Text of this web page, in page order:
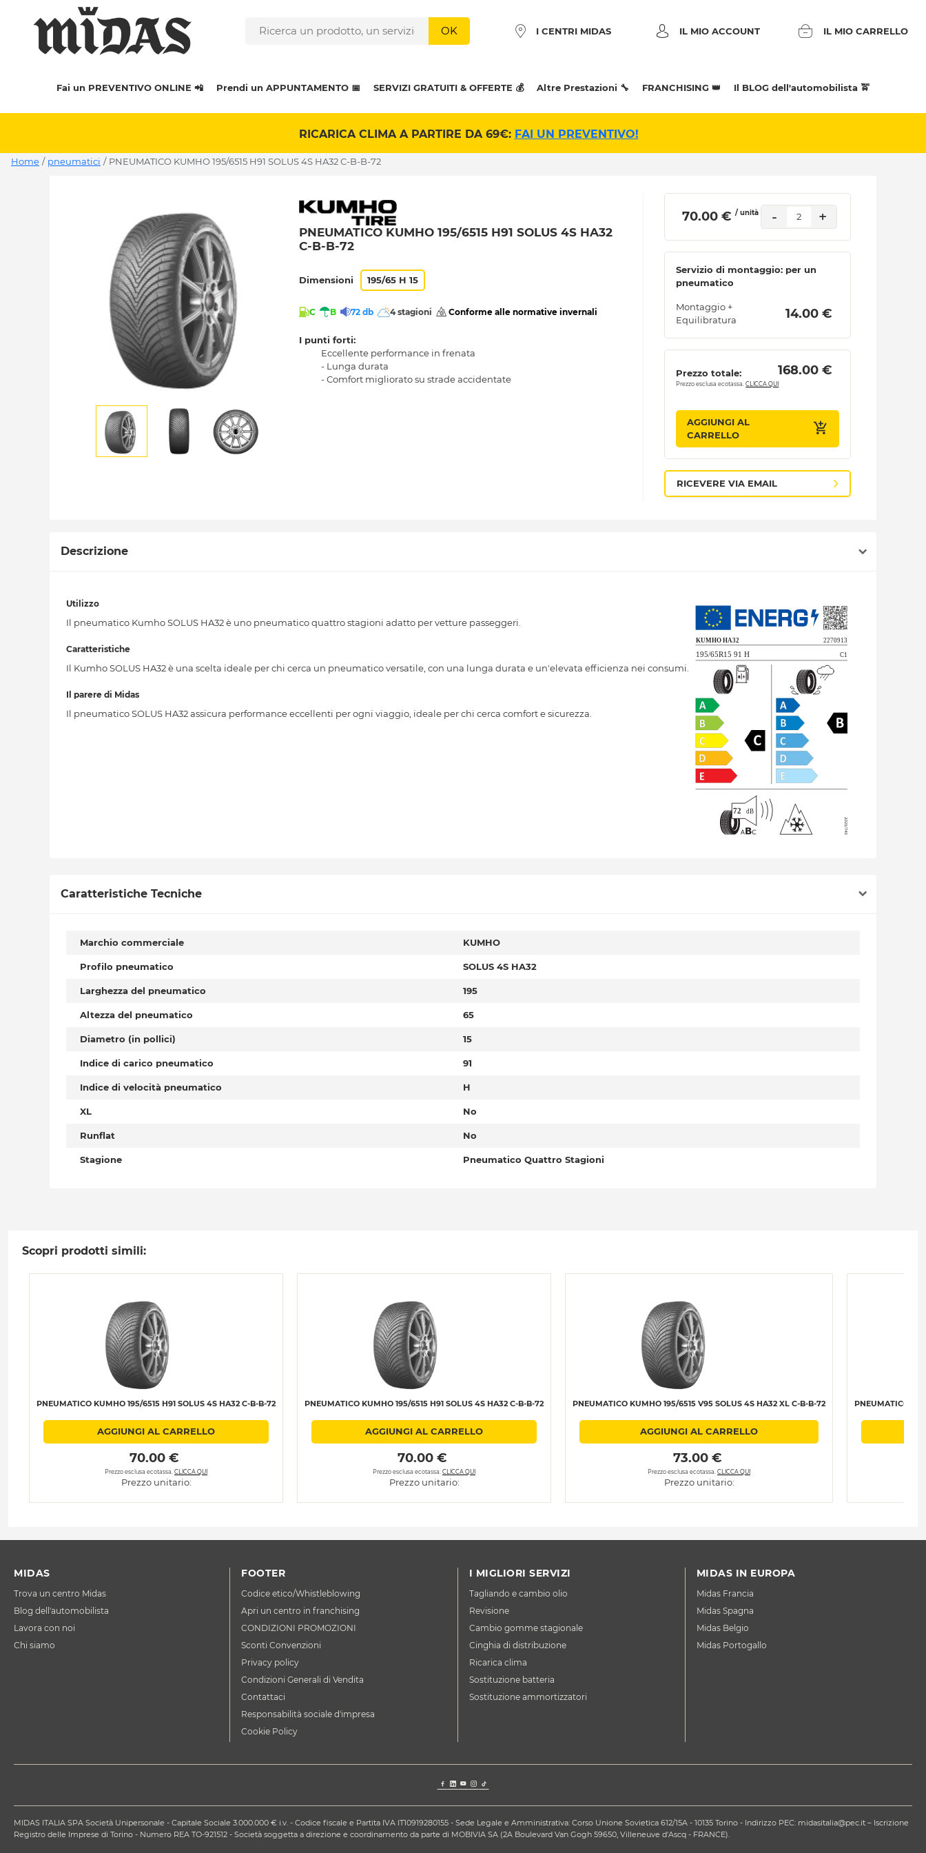
OK I CENTRI MIDAS IL MIO ACCOUNT IL MIO CARRELLO
Fai un PREVENTIVO ONLINE 📲 Prendi un APPUNTAMENTO 📅 SERVIZI GRATUITI & OFFERTE 💰 Altre Prestazioni 🔧 FRANCHISING 👑 Il BLOG dell'automobilista 🚖
RICARICA CLIMA A PARTIRE DA 69€: FAI UN PREVENTIVO!
Home / pneumatici / PNEUMATICO KUMHO 195/6515 H91 SOLUS 4S HA32 C-B-B-72
PNEUMATICO KUMHO 195/6515 H91 SOLUS 4S HA32
C-B-B-72
Dimensioni 195/65 H 15
C B 72 db 4 stagioni Conforme alle normative invernali
I punti forti:
Eccellente performance in frenata
- Lunga durata
- Comfort migliorato su strade accidentate
70.00 € / unità - 2 +
Servizio di montaggio: per un
pneumatico
Montaggio +
Equilibratura
14.00 €
Prezzo totale: 168.00 €
Prezzo esclusa ecotassa.CLICCA QUI
AGGIUNGI AL
CARRELLO
RICEVERE VIA EMAIL
Descrizione
Utilizzo
Il pneumatico Kumho SOLUS HA32 è uno pneumatico quattro stagioni adatto per vetture passeggeri.
Caratteristiche
Il Kumho SOLUS HA32 è una scelta ideale per chi cerca un pneumatico versatile, con una lunga durata e un'elevata efficienza nei consumi.
Il parere di Midas
Il pneumatico SOLUS HA32 assicura performance eccellenti per ogni viaggio, ideale per chi cerca comfort e sicurezza.
Caratteristiche Tecniche
Marchio commerciale KUMHO
Profilo pneumatico SOLUS 4S HA32
Larghezza del pneumatico 195
Altezza del pneumatico 65
Diametro (in pollici) 15
Indice di carico pneumatico 91
Indice di velocità pneumatico H
XL No
Runflat No
Stagione Pneumatico Quattro Stagioni
Scopri prodotti simili:
PNEUMATICO KUMHO 195/6515 H91 SOLUS 4S HA32 C-B-B-72
AGGIUNGI AL CARRELLO
70.00 €
Prezzo esclusa ecotassa. CLICCA QUI
Prezzo unitario:
PNEUMATICO KUMHO 195/6515 H91 SOLUS 4S HA32 C-B-B-72
AGGIUNGI AL CARRELLO
70.00 €
Prezzo esclusa ecotassa. CLICCA QUI
Prezzo unitario:
PNEUMATICO KUMHO 195/6515 V95 SOLUS 4S HA32 XL C-B-B-72
AGGIUNGI AL CARRELLO
73.00 €
Prezzo esclusa ecotassa. CLICCA QUI
Prezzo unitario:
PNEUMATICO
MIDAS
Trova un centro Midas
Blog dell'automobilista
Lavora con noi
Chi siamo
FOOTER
Codice etico/Whistleblowing
Apri un centro in franchising
CONDIZIONI PROMOZIONI
Sconti Convenzioni
Privacy policy
Condizioni Generali di Vendita
Contattaci
Responsabilità sociale d'impresa
Cookie Policy
I MIGLIORI SERVIZI
Tagliando e cambio olio
Revisione
Cambio gomme stagionale
Cinghia di distribuzione
Ricarica clima
Sostituzione batteria
Sostituzione ammortizzatori
MIDAS IN EUROPA
Midas Francia
Midas Spagna
Midas Belgio
Midas Portogallo
MIDAS ITALIA SPA Società Unipersonale - Capitale Sociale 3.000.000 € i.v. - Codice fiscale e Partita IVA IT10919280155 - Sede Legale e Amministrativa: Corso Unione Sovietica 612/15A - 10135 Torino - Indirizzo PEC: midasitalia@pec.it – Iscrizione
Registro delle Imprese di Torino - Numero REA TO-921512 - Società soggetta a direzione e coordinamento da parte di MOBIVIA SA (2A Boulevard Van Gogh 59650, Villeneuve d'Ascq - FRANCE).